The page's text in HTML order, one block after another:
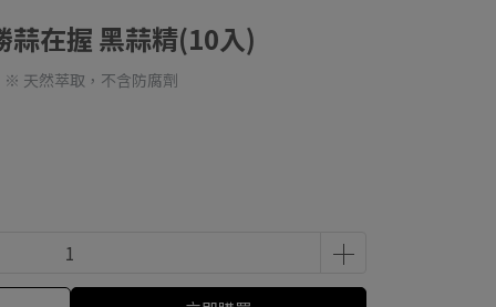
蒜在握 黑蒜精(10入)
天然萃取，不含防腐劑